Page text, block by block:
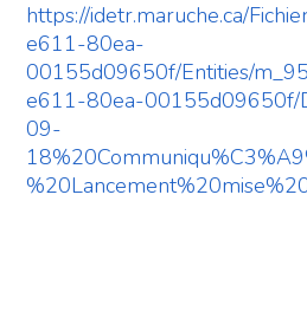
https://idetr.maruche.ca/
e611-80ea-
00155d09650f/Entities/
e611-80ea-00155d09650f/
09-